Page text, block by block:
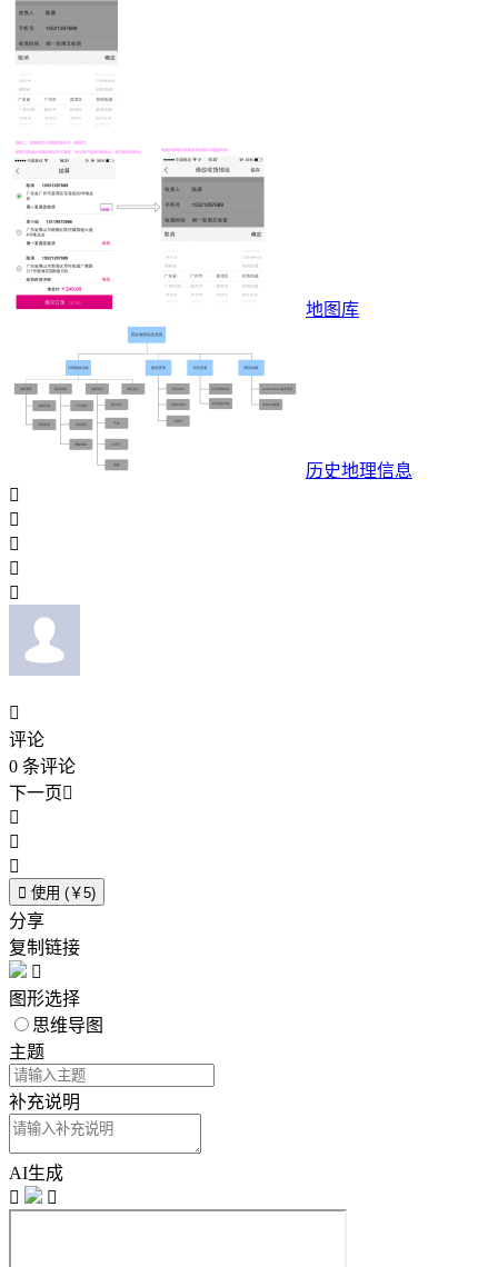
地图库
历史地理信息






评论
0 条评论
下一页



 使用 (￥5)
分享
复制链接

图形选择
思维导图
主题
补充说明
AI生成

